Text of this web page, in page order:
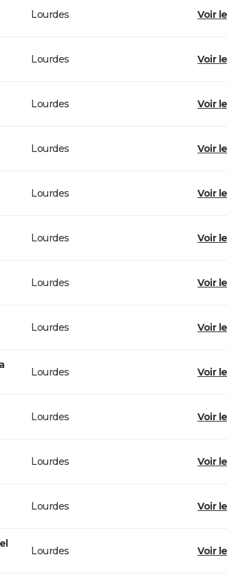
Lourdes Voir
Lourdes Voir
Lourdes Voir
Lourdes Voir
Lourdes Voir
Lourdes Voir
Lourdes Voir
Lourdes Voir
Lourdes Voir
Lourdes Voir
Lourdes Voir
Lourdes Voir
Lourdes Voir